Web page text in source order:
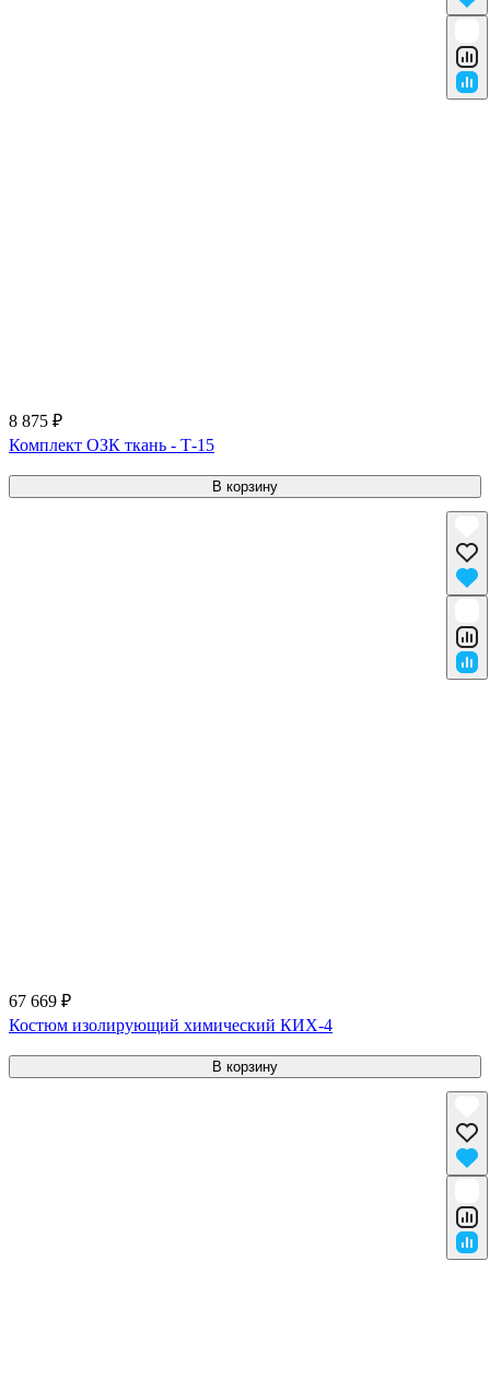
8 875 ₽
Комплект ОЗК ткань - Т-15
В корзину
67 669 ₽
Костюм изолирующий химический КИХ-4
В корзину